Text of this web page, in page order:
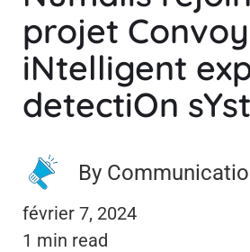
projet
iNtelligent
detectiOn
By
février 7, 2024
1 min read